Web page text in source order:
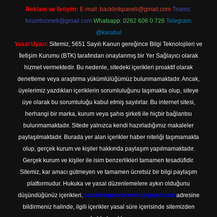
Reklam ve İletişim: E-mail: backlinkpaneli@gmail.com Teams:
forumhizmeti@gmail.com Whatsapp: 0262 606 0 726 Telegram:
@karabul
Yasal Uyarı: Sitemiz, 5651 Sayılı Kanun gereğince Bilgi Teknolojileri ve
İletişim Kurumu (BTK) tarafından onaylanmış bir Yer Sağlayıcı olarak
hizmet vermektedir. Bu nedenle, sitedeki içerikleri proaktif olarak
denetleme veya araştırma yükümlülüğümüz bulunmamaktadır. Ancak,
üyelerimiz yazdıkları içeriklerin sorumluluğunu taşımakta olup, siteye
üye olarak bu sorumluluğu kabul etmiş sayılırlar. Bu internet sitesi,
herhangi bir marka, kurum veya şahıs şirketi ile hiçbir bağlantısı
bulunmamaktadır. Sitede yalnızca kendi hazırladığımız makaleler
paylaşılmaktadır. Burada yer alan içerikler haber niteliği taşımamakta
olup, gerçek kurum ve kişiler hakkında paylaşım yapılmamaktadır.
Gerçek kurum ve kişiler ile isim benzerlikleri tamamen tesadüfidir.
Sitemiz, kar amacı gütmeyen ve tamamen ücretsiz bir bilgi paylaşım
platformudur. Hukuka ve yasal düzenlemelere aykırı olduğunu
düşündüğünüz içerikleri, backlinkpanelicomtr@gmail.com adresine
bildirmeniz halinde, ilgili içerikler yasal süre içerisinde sitemizden